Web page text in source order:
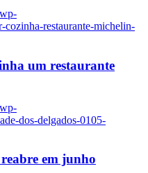
cozinha-restaurante-michelin-
um restaurante
dos-delgados-0105-
em junho